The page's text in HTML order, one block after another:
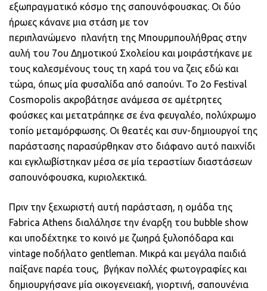
εξωπραγματικό κόσμο της σαπουνόφουσκας. Οι δύο
ήρωες κάνανε μια στάση με τον
περιπλανώμενο πλανήτη της Μπουρμπουλήθρας στην
αυλή του 7ου Δημοτικού Σχολείου και μοιράστήκανε με
τους καλεσμένους τους τη χαρά του να ζεις εδώ και
τώρα, όπως μία φυσαλίδα από σαπούνι. Το 2ο Festival
Cosmopolis ακροβάτησε ανάμεσα σε αμέτρητες
φούσκες και μετατράπηκε σε ένα φευγαλέο, πολύχρωμο
τοπίο μεταμόρφωσης. Οι θεατές και συν-δημιουργοί της
παράστασης παρασύρθηκαν στο διάφανο αυτό παιχνίδι
και εγκλωβίστηκαν μέσα σε μία τεραστίων διαστάσεων
σαπουνόφουσκα, κυριολεκτικά.
Πριν την ξεχωριστή αυτή παράσταση, η ομάδα της
Fabrica Athens διαλάλησε την έναρξη του bubble show
και υποδέχτηκε το κοινό με ζωηρά ξυλοπόδαρα και
vintage ποδήλατο gentleman. Μικρά και μεγάλα παιδιά
παίξανε παρέα τους, βγήκαν πολλές φωτογραφίες και
δημιουργήσανε μία οικογενειακή, γιορτινή, σαπουνένια